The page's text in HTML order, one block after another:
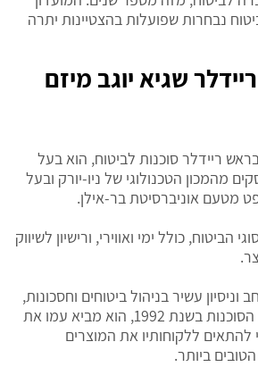
נבחרות שפועלות בהצטיינות יתרה
שגיא יוגב מיזם
ריידלר סוכנות לביטוח, הוא בעל
מהמכון הטכנולוגי של ניו-יורק ובעל
מטעם אוניברסיטת בר-אילן.
הביטוח, כולל ימי ואווירי, ורישיון לשיווק
עשיר בניהול ביטוחים וחסכונות,
ומאז התייצבותו בראש הסוכנות בשנת 1992, הוא מביא עמו את
להתאים ללקוחותיו את המוצרים
הטובים ביותר.